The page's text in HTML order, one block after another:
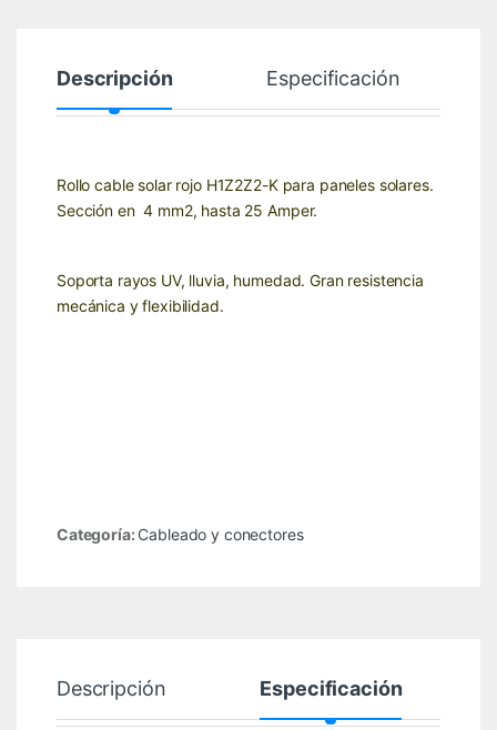
Descripción Especificación
Rollo cable solar rojo H1Z2Z2-K para paneles solares.
Sección en 4 mm2, hasta 25 Amper.
Soporta rayos UV, lluvia, humedad. Gran resistencia
mecánica y flexibilidad.
Categoría: Cableado y conectores
Descripción Especificación